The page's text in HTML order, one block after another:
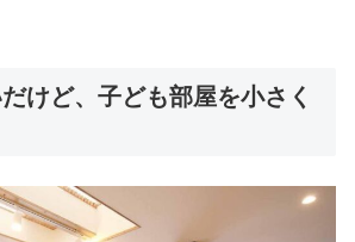
けど、子ども部屋を小さく